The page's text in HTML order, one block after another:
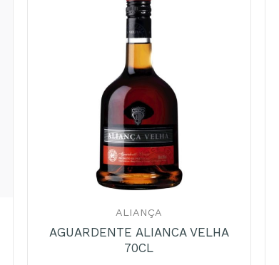
ALIANÇA
AGUARDENTE ALIANCA VELHA
70CL